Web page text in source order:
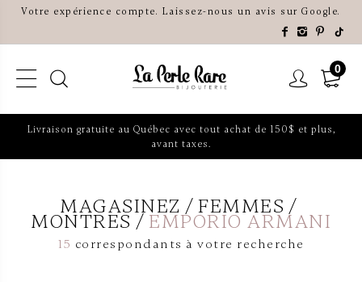
Votre expérience compte. Laissez-nous un avis sur Google.
0
Livraison gratuite au Québec avec tout achat de 150$ et plus,
avant taxes.
MAGASINEZ FEMMES
MONTRES EMPORIO ARMANI
15 correspondants à votre recherche